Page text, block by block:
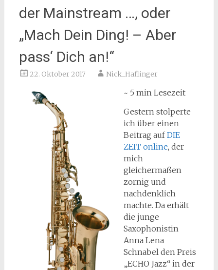
der Mainstream …, oder
„Mach Dein Ding! – Aber
pass‘ Dich an!“
22. Oktober 2017 Nick_Haflinger
~ 5 min Lesezeit
Gestern stolperte
ich über einen
Beitrag aufDIE
ZEIT online, der
mich
gleichermaßen
zornig und
nachdenklich
machte. Da erhält
die junge
Saxophonistin
Anna Lena
Schnabel den Preis
„ECHO Jazz“ in der